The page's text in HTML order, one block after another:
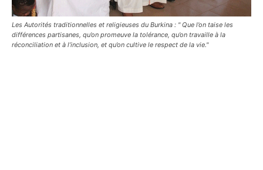
Les Autorités traditionnelles et religieuses du Burkina : " Que l’on taise les
différences partisanes, qu’on promeuve la tolérance, qu’on travaille à la
réconciliation et à l’inclusion, et qu’on cultive le respect de la vie."